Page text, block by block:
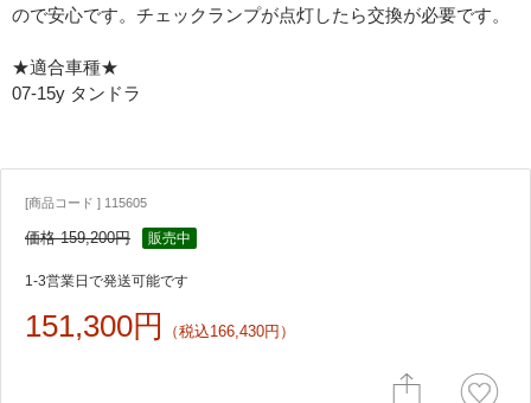
ので安心です。チェックランプが点灯したら交換が必要です。
★適合車種★
07-15y タンドラ
[商品コード ] 115605
価格 159,200円 販売中
1-3営業日で発送可能です
151,300円 （税込166,430円）